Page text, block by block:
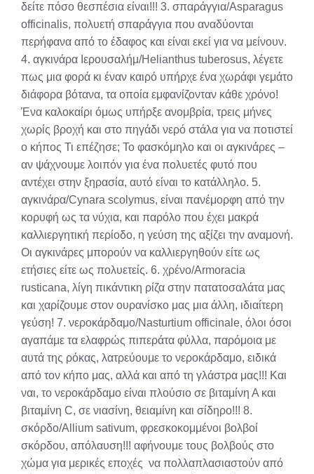
δείτε πόσο θεσπέσια είναι!!! 3. σπαράγγια/Asparagus
officinalis, πολυετή σπαράγγια που αναδύονται
περήφανα από το έδαφος και είναι εκεί για να μείνουν.
4. αγκινάρα Ιερουσαλήμ/Helianthus tuberosus, λέγετε
πως μια φορά κι έναν καιρό υπήρχε ένα χωράφι γεμάτο
διάφορα βότανα, τα οποία εμφανίζονταν κάθε χρόνο!
Ένα καλοκαίρι όμως υπήρξε ανομβρία, τρεις μήνες
χωρίς βροχή και στο πηγάδι νερό στάλα για να ποτιστεί
ο κήπος Τι επέζησε; Το φασκόμηλο και οι αγκινάρες –
αν ψάχνουμε λοιπόν για ένα πολυετές φυτό που
αντέχει στην ξηρασία, αυτό είναι το κατάλληλο. 5.
αγκινάρα/Cynara scolymus, είναι πανέμορφη από την
κορυφή ως τα νύχια, και παρόλο που έχει μακρά
καλλιεργητική περίοδο, η γεύση της αξίζει την αναμονή.
Οι αγκινάρες μπορούν να καλλιεργηθούν είτε ως
ετήσιες είτε ως πολυετείς. 6. χρένο/Armoracia
rusticana, λίγη πικάντικη ρίζα στην πατατοσαλάτα μας
και χαρίζουμε στον ουρανίσκο μας μια άλλη, ιδιαίτερη
γεύση! 7. νεροκάρδαμο/Nasturtium officinale, όλοι όσοι
αγαπάμε τα ελαφρώς πιπεράτα φύλλα, παρόμοια με
αυτά της ρόκας, λατρεύουμε το νεροκάρδαμο, ειδικά
από τον κήπο μας, αλλά και από τη γλάστρα μας!!! Και
ναι, το νεροκάρδαμο είναι πλούσιο σε βιταμίνη Α και
βιταμίνη C, σε νιασίνη, θειαμίνη και σίδηρο!!! 8.
σκόρδο/Allium sativum, φρεσκοκομμένοι βολβοί
σκόρδου, απόλαυση!!! αφήνουμε τους βολβούς στο
χώμα για μερικές εποχές να πολλαπλασιαστούν από